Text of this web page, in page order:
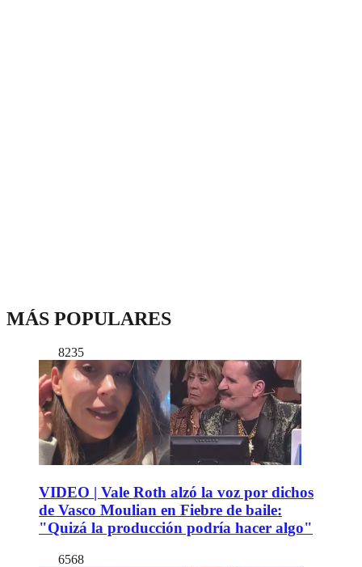
MÁS POPULARES
8235
VIDEO | Vale Roth alzó la voz por dichos
de Vasco Moulian en Fiebre de baile:
"Quizá la producción podría hacer algo"
6568